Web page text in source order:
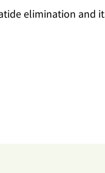
elimination and